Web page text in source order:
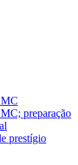
preparação
prestígio